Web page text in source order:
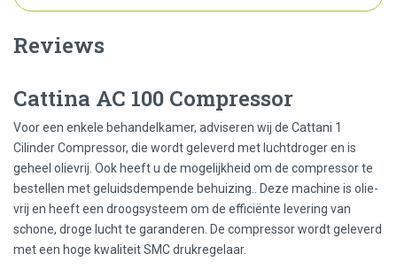
Reviews
Cattina AC 100 Compressor
Voor een enkele behandelkamer, adviseren wij de Cattani 1
Cilinder Compressor, die wordt geleverd met luchtdroger en is
geheel olievrij. Ook heeft u de mogelijkheid om de compressor te
bestellen met geluidsdempende behuizing.. Deze machine is olie-
vrij en heeft een droogsysteem om de efficiënte levering van
schone, droge lucht te garanderen. De compressor wordt geleverd
met een hoge kwaliteit SMC drukregelaar.